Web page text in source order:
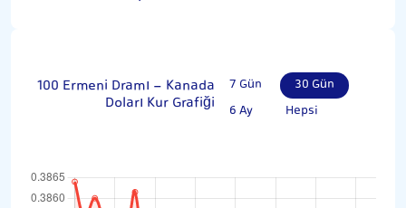
100 Ermeni Dramı - Kanada
Doları Kur Grafiği
7 Gün
30 Gün
6 Ay
Hepsi